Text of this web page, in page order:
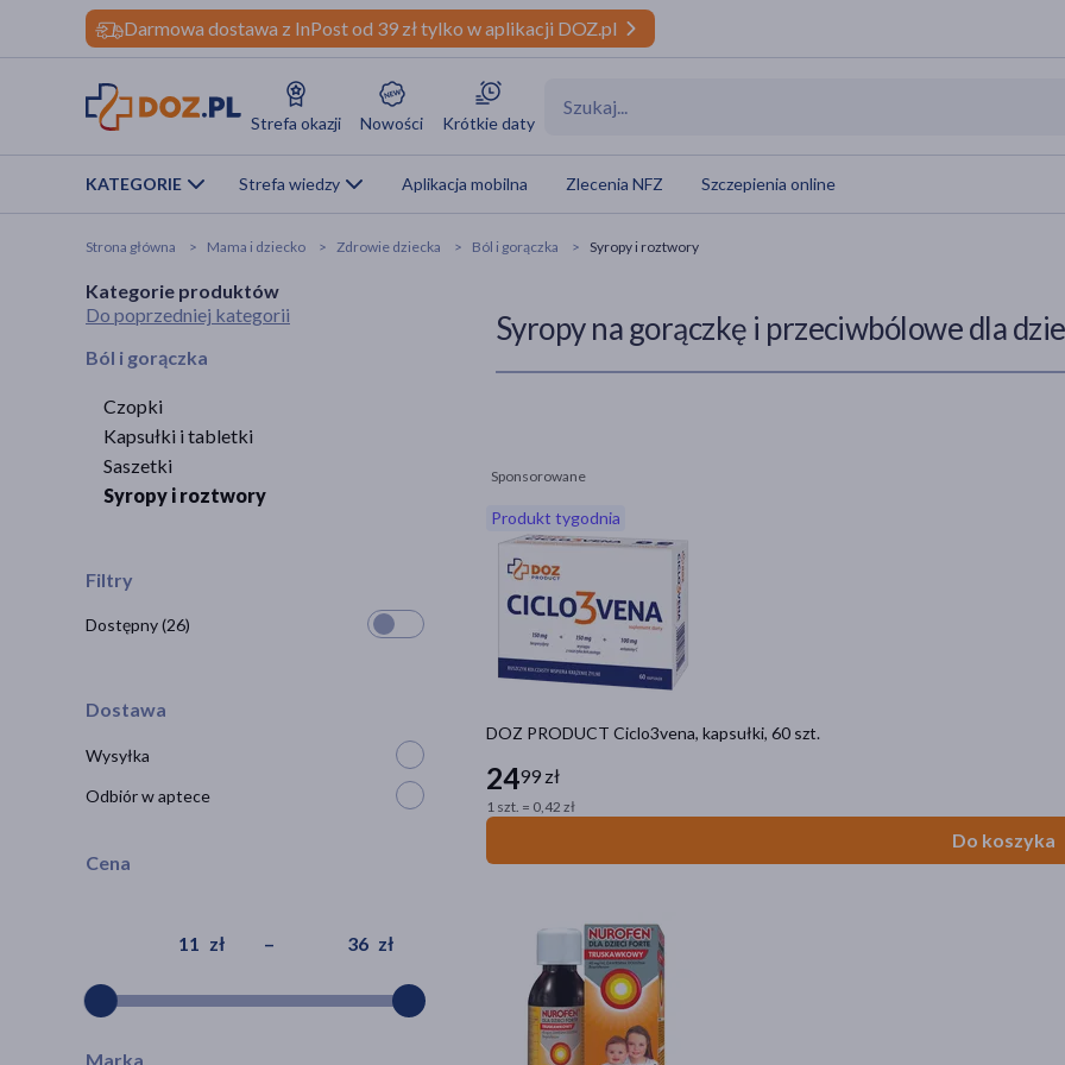
Darmowa dostawa z InPost od 39 zł tylko w aplikacji DOZ.pl
Strefa okazji Nowości Krótkie daty
KATEGORIE Strefa wiedzy Aplikacja mobilna Zlecenia NFZ Szczepienia online
Strona główna Mama i dziecko Zdrowie dziecka Ból i gorączka Syropy i roztwory
Syropy na gorączkę i przeciwbólowe dla
Sponsorowane
Produkt tygodnia
DOZ PRODUCT Ciclo3vena, kapsułki, 60 szt.
2499 zł
1 szt. = 0,42 zł
Do koszyka
Kategorie produktów
Do poprzedniej kategorii
Ból i gorączka
Czopki
Kapsułki i tabletki
Saszetki
Syropy i roztwory
Filtry
Dostępny(26)
Dostawa
Wysyłka
Odbiór w aptece
Cena
zł – zł
Marka